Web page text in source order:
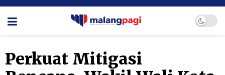
Perkuat Mitigasi